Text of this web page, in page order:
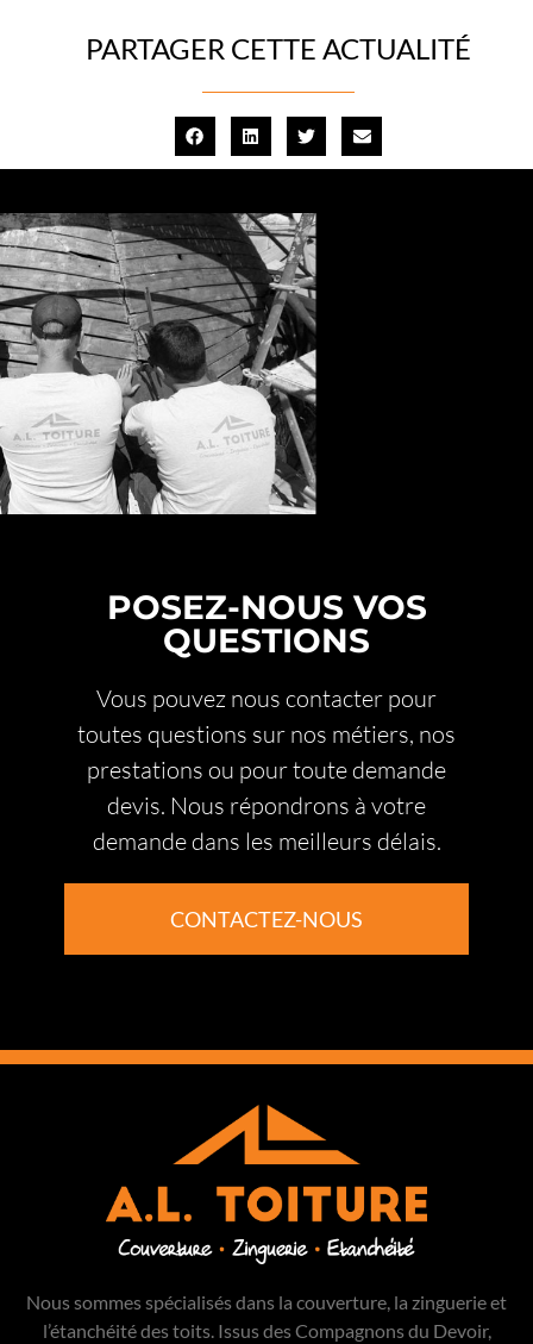
PARTAGER CETTE ACTUALITÉ
POSEZ-NOUS VOS
QUESTIONS
Vous pouvez nous contacter pour
toutes questions sur nos métiers, nos
prestations ou pour toute demande
devis. Nous répondrons à votre
demande dans les meilleurs délais.
CONTACTEZ-NOUS
Nous sommes spécialisés dans la couverture, la zinguerie et
l’étanchéité des toits. Issus des Compagnons du Devoir,